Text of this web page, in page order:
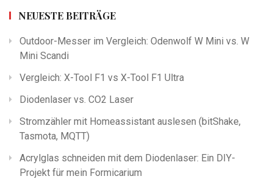
NEUESTE BEITRÄGE
Outdoor-Messer im Vergleich: Odenwolf W Mini vs. W
Mini Scandi
Vergleich: X-Tool F1 vs X-Tool F1 Ultra
Diodenlaser vs. CO2 Laser
Stromzähler mit Homeassistant auslesen (bitShake,
Tasmota, MQTT)
Acrylglas schneiden mit dem Diodenlaser: Ein DIY-
Projekt für mein Formicarium